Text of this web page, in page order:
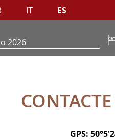
IT ES
GPS: